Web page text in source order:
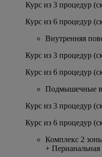
Курс из 3 процедур
Курс из 6 процедур
Внутренняя
Курс из 3 процедур
Курс из 6 процедур
Подмышечные
Курс из 3 процедур
Курс из 6 процедур
Комплекс 2
+ Перианальная